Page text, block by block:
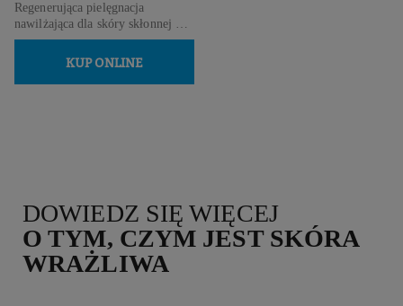
Regenerująca pielęgnacja
nawilżająca dla skóry skłonnej do
alergii.
KUP ONLINE
DOWIEDZ SIĘ WIĘCEJ
O TYM, CZYM JEST SKÓRA
WRAŻLIWA